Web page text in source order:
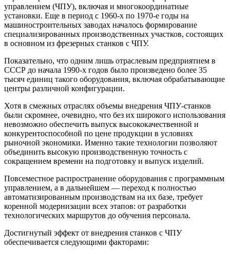
управлением (ЧПУ), включая и многокоординатные
установки. Еще в период с 1960-х по 1970-е годы на
машиностроительных заводах началось формирование
специализированных производственных участков, состоящих
в основном из фрезерных станков с ЧПУ.
Показательно, что одним лишь отраслевым предприятием в
СССР до начала 1990-х годов было произведено более 35
тысяч единиц такого оборудования, включая обрабатывающие
центры различной конфигурации.
Хотя в смежных отраслях объемы внедрения ЧПУ-станков
были скромнее, очевидно, что без их широкого использования
невозможно обеспечить выпуск высококачественной и
конкурентоспособной по цене продукции в условиях
рыночной экономики. Именно такие технологии позволяют
объединить высокую производственную точность с
сокращением времени на подготовку и выпуск изделий.
Повсеместное распространение оборудования с программным
управлением, а в дальнейшем — переход к полностью
автоматизированным производствам на их базе, требует
коренной модернизации всех этапов: от разработки
технологических маршрутов до обучения персонала.
Достигнутый эффект от внедрения станков с ЧПУ
обеспечивается следующими факторами: